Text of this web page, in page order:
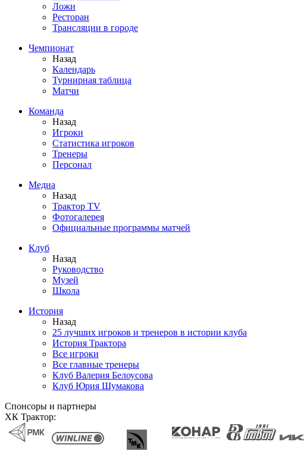
Ложи
Ресторан
Трансляции в городе
Чемпионат
Назад
Календарь
Турнирная таблица
Матчи
Команда
Назад
Игроки
Статистика игроков
Тренеры
Персонал
Медиа
Назад
Трактор TV
Фотогалерея
Официальные программы матчей
Клуб
Назад
Руководство
Музей
Школа
История
Назад
25 лучших игроков и тренеров в истории клуба
История Трактора
Все игроки
Все главные тренеры
Клуб Валерия Белоусова
Клуб Юрия Шумакова
Спонсоры и партнеры
ХК Трактор: